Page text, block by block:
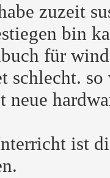
zuzeit
bin
für
schlecht.
neue
ist